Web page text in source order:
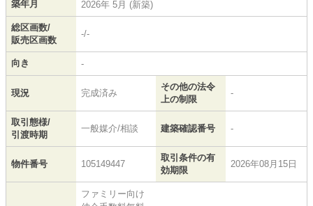
築年月 2026年 5月 (新築)
総区画数/
販売区画数
-/-
向き -
現況 完成済み
その他の法令
上の制限
-
取引態様/
引渡時期
一般媒介/相談 建築確認番号 -
物件番号 105149447
取引条件の有
効期限
2026年08月15日
ファミリー向け